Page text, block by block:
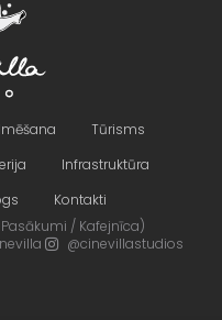
Tūrisms
Infrastruktūra
Kontakti
/ Kafejnīca)
@cinevillastudios